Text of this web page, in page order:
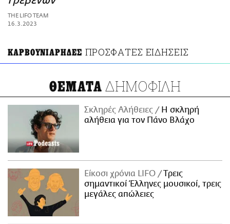
ΑΜΠΑ
PRINT
THE LIFO TEAM
16.3.2023
ΚΑΡΒΟΥΝΙΑΡΗΔΕΣ ΠΡΟΣΦΑΤΕΣ ΕΙΔΗΣΕΙΣ
ΘΕΜΑΤΑ ΔΗΜΟΦΙΛΗ
Σκληρές Αλήθειες
H σκληρή
αλήθεια για τον Πάνο Βλάχο
Είκοσι χρόνια LIFO
Tρεις
σημαντικοί Έλληνες μουσικοί, τρεις
μεγάλες απώλειες